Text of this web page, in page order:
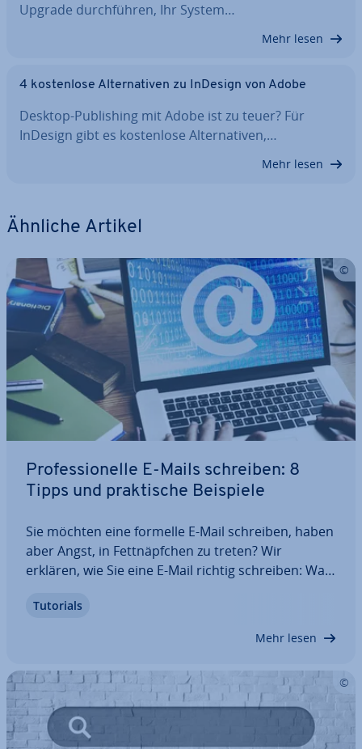
Upgrade durch­füh­ren, Ihr System…
Mehr lesen
4 kos­ten­lo­se Al­ter­na­ti­ven zu InDesign von Adobe
Desktop-Pu­bli­shing mit Adobe ist zu teuer? Für
InDesign gibt es kos­ten­lo­se Al­ter­na­ti­ven,…
Mehr lesen
Ähnliche Artikel
Pro­fes­sio­nel­le E-Mails schreiben: 8
Tipps und prak­ti­sche Beispiele
Sie möchten eine formelle E-Mail schreiben, haben
aber Angst, in Fett­näpf­chen zu treten? Wir
erklären, wie Sie eine E-Mail richtig schreiben: Was
bauen Sie die perfekte Mail auf? Womit können Sie
Tutorials
Mehr lesen